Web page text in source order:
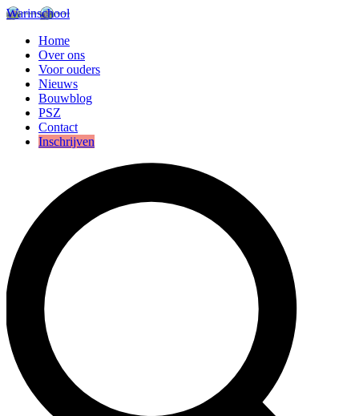
Warinschool
Home
Over ons
Voor ouders
Nieuws
Bouwblog
PSZ
Contact
Inschrijven